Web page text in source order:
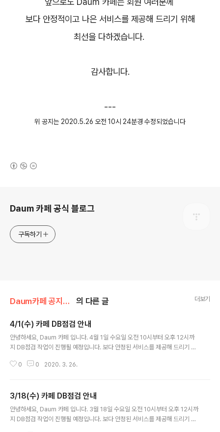
보다 안정적이고 나은 서비스를 제공해 드리기 위해
최선을 다하겠습니다.
감사합니다.
---
위 공지는 2020.5.26 오전 10시 24분경 수정되었습니다
Daum 카페 공식 블로그
구독하기
Daum카페 공지사항/서비스 점검 의 다른 글 더보기
4/1(수) 카페 DB점검 안내
안녕하세요, Daum 카페 입니다. 4월 1일 수요일 오전 10시부터 오후 12시까
지 DB점검 작업이 진행될 예정입니다. 보다 안정된 서비스를 제공해 드리기 위
페 접근 불가 &gt; 작업 일시 - 2020년 4월 1일 수요일 10:00~12:00 (..
0 0 2020. 3. 26.
3/18(수) 카페 DB점검 안내
안녕하세요, Daum 카페 입니다. 3월 18일 수요일 오전 10시부터 오후 12시까
지 DB점검 작업이 진행될 예정입니다. 보다 안정된 서비스를 제공해 드리기 위